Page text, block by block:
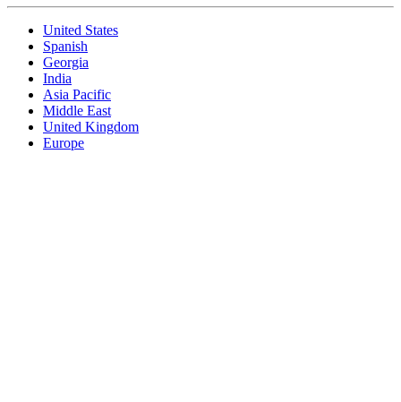
United States
Spanish
Georgia
India
Asia Pacific
Middle East
United Kingdom
Europe